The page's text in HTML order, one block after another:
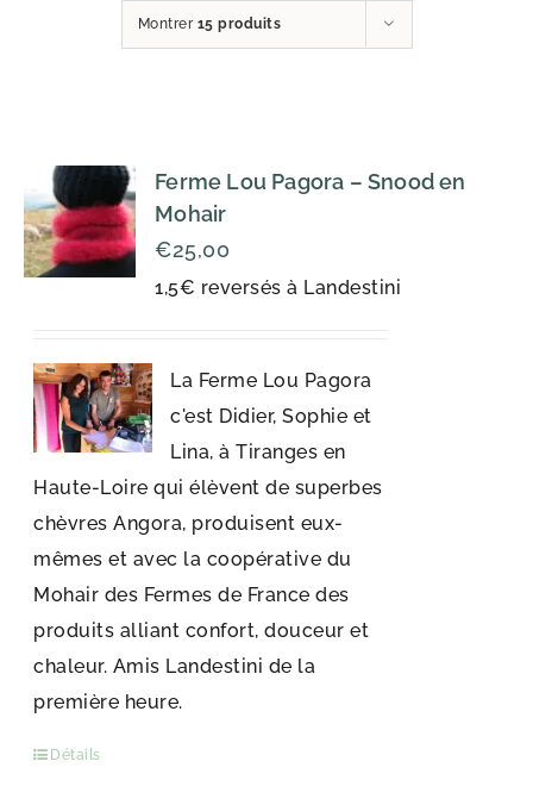
Montrer 15 produits
Ferme Lou Pagora – Snood en
Mohair
1,5€ reversés à Landestini
€25,00
La Ferme Lou Pagora
c'est Didier, Sophie et
Lina, à Tiranges en
Haute-Loire qui élèvent de superbes
chèvres Angora, produisent eux-
mêmes et avec la coopérative du
Mohair des Fermes de France des
produits alliant confort, douceur et
chaleur. Amis Landestini de la
première heure.
Détails